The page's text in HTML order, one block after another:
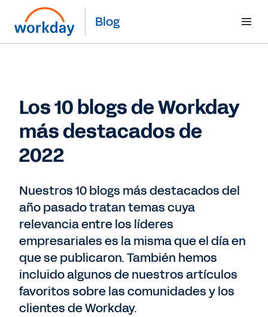
Blog
Los 10 blogs de Workday
más destacados de
2022
Nuestros 10 blogs más destacados del
año pasado tratan temas cuya
relevancia entre los líderes
empresariales es la misma que el día en
que se publicaron. También hemos
incluido algunos de nuestros artículos
favoritos sobre las comunidades y los
clientes de Workday.